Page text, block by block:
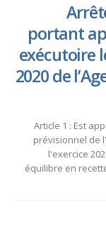
portant
exécutoire
2020 de
Article 1 : Est
prévisionnel de
l'exercice
équilibre en